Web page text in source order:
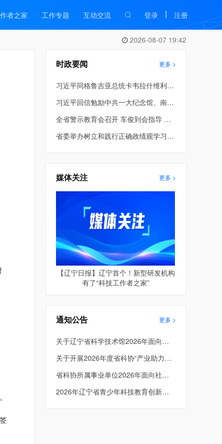
者之家 工作专题 互动交流 登录 | 注册
2026-08-07 19:42
时政要闻 更多 >
习近平同格鲁吉亚总统卡韦拉什维利就中格建交34周年互致贺电并共同宣布将双边关系提升为全面战略伙伴关系
习近平回信勉励中共一大纪念馆、南湖革命纪念馆少先队红领巾讲解员
全省警示教育会召开 车俊到会指导 许昆林主持并讲话 王新伟周波熊茂平出席
省委举办树立和践行正确政绩观学习教育第2期读书班暨省委理论学习中心组专题学习会 车俊到会指导 许昆林主持并讲话
媒体关注 更多 >
【辽宁日报】辽宁首个！新型研发机构
有了“科技工作者之家”
通知公告 更多 >
关于辽宁省科学技术馆2026年面向社会公开招聘进入面试考生总成绩及体检人员名单的公告
关于开展2026年度省科协“产业助力工程” 项目申报工作的通知
省科协所属事业单位2026年面向社会公开招聘工作人员面试公告
2026年辽宁省青少年科技教育创新成果大赛入围决赛项目公示